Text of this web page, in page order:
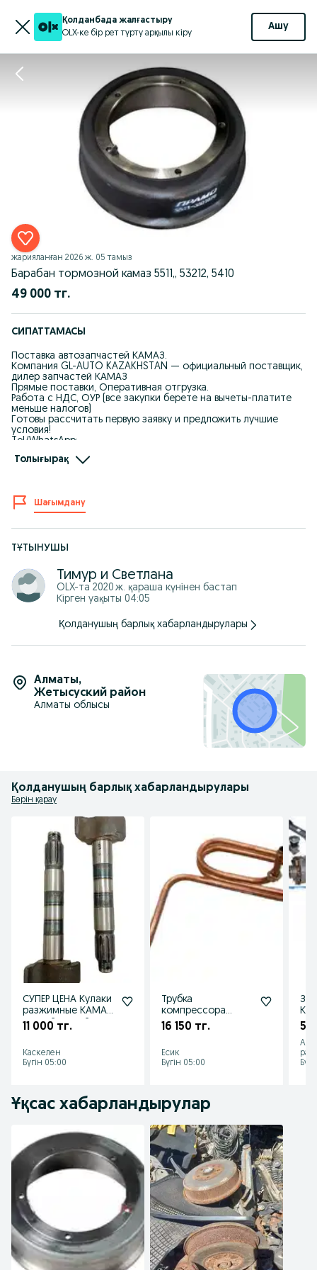
Қолданбада жалғастыру
OLX-ке бір рет түрту арқылы кіру
Ашу
жарияланған 2026 ж. 05 тамыз
Барабан тормозной камаз 5511,, 53212, 5410
49 000 тг.
СИПАТТАМАСЫ
Поставка автозапчастей КАМАЗ.
Компания GL-AUTO KAZAKHSTAN — официальный поставщик,
дилер запчастей КАМАЗ
Прямые поставки, Оперативная отгрузка.
Работа с НДС, ОУР (все закупки берете на вычеты-платите
меньше налогов)
Готовы рассчитать первую заявку и предложить лучшие
условия!
Tel/WhatsApp:
Тормозной барабан 55*******070 на КАМАЗ 53**********
65115 — всё оригинал, со склада.
Прямая поставка с завода, цена — без накруток.
Документы, счёт-фактура — есть.
WhatsApp — всегда на связи.
Толығырақ
Шағымдану
ТҰТЫНУШЫ
Тимур и Светлана
OLX-та 2020 ж. қараша күнінен бастап
Кірген уақыты 04:05
Қолданушың барлық хабарландырулары
Алматы,
Жетысуский район
Алматы облысы
Қолданушың барлық хабарландырулары
Бәрін қарау
СУПЕР ЦЕНА Кулаки
разжимные КАМАЗ
правый+левый
11 000 тг.
Каскелен
Бүгін 05:00
Трубка
компрессора
змеевик
16 150 тг.
Есик
Бүгін 05:00
дан
50
Ұқсас хабарландырулар